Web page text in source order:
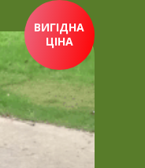
ВИГІДНА
ЦІНА